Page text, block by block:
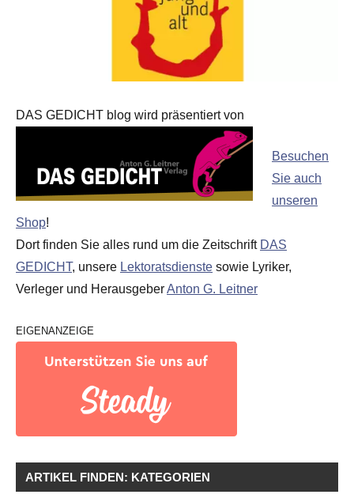
DAS GEDICHT blog wird präsentiert von
Besuchen
Sie auch
unseren
Shop!
Dort finden Sie alles rund um die Zeitschrift DAS
GEDICHT, unsere Lektoratsdienste sowie Lyriker,
Verleger und HerausgeberAnton G. Leitner
EIGENANZEIGE
ARTIKEL FINDEN: KATEGORIEN